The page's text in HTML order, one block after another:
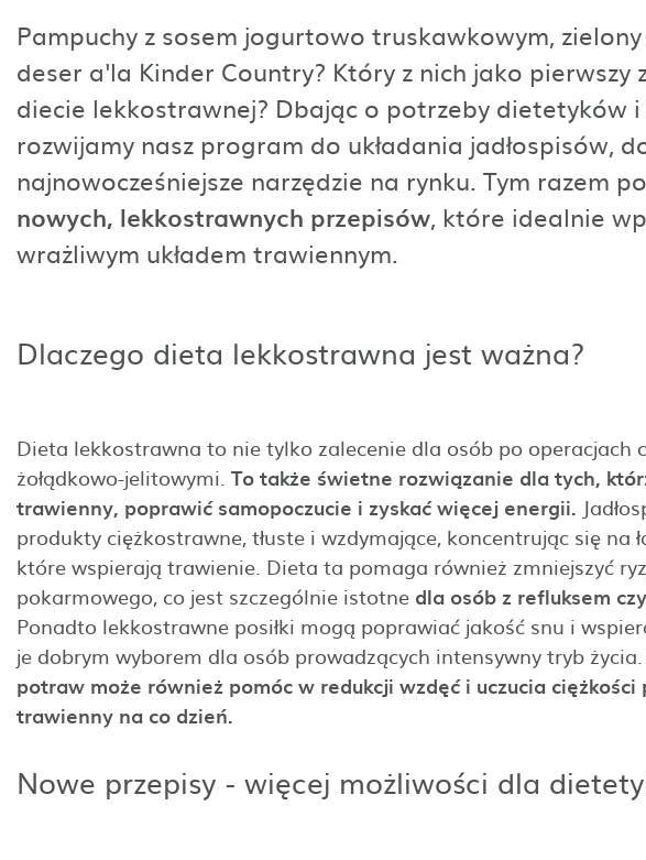
Pampuchy z sosem jogurtowo truskawkowym,
deser a'la Kinder Country? Który z nich jako
diecie lekkostrawnej? Dbając o potrzeby dietetyków
rozwijamy nasz program do układania jadłospisów,
najnowocześniejsze narzędzie na rynku. Tym razem
nowych, lekkostrawnych przepisów, które idealnie
wrażliwym układem trawiennym.
Dlaczego dieta lekkostrawna jest ważna?
Dieta lekkostrawna to nie tylko zalecenie dla osób po operacjach
żołądkowo-jelitowymi. To także świetne rozwiązanie dla tych,
trawienny, poprawić samopoczucie i zyskać więcej energii.
produkty ciężkostrawne, tłuste i wzdymające, koncentrując się na
które wspierają trawienie. Dieta ta pomaga również zmniejszyć
pokarmowego, co jest szczególnie istotne dla osób z refluksem
Ponadto lekkostrawne posiłki mogą poprawiać jakość snu i
je dobrym wyborem dla osób prowadzących intensywny tryb życia.
potraw może również pomóc w redukcji wzdęć i uczucia
trawienny na co dzień.
Nowe przepisy - więcej możliwości dla